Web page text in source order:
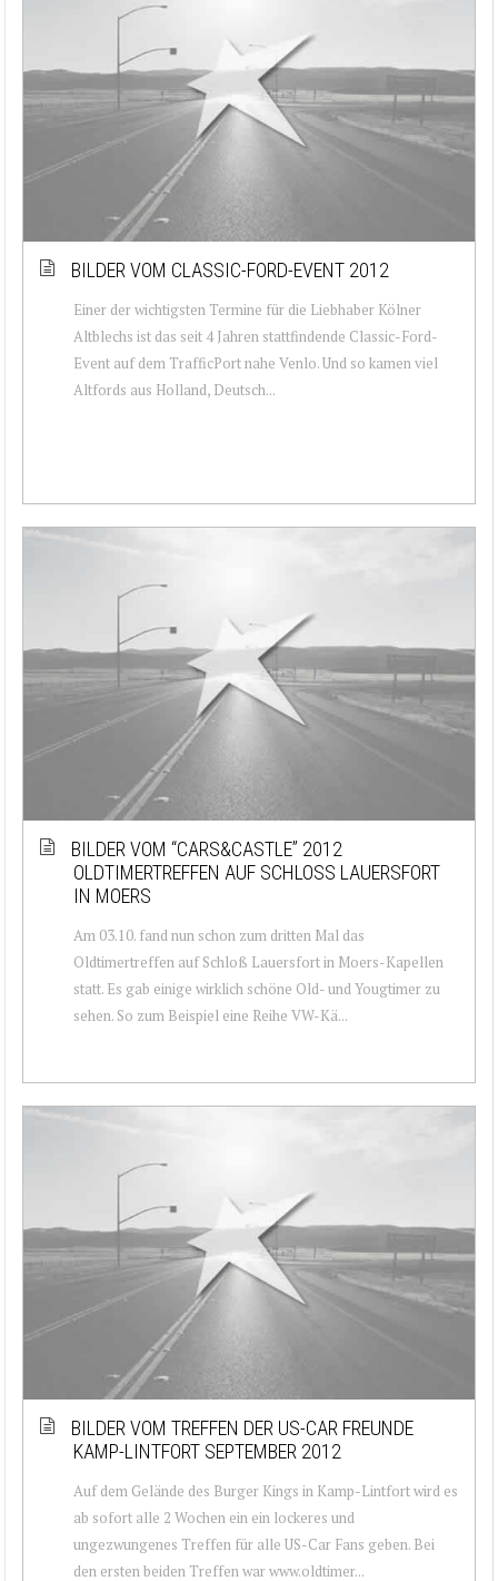
BILDER VOM CLASSIC-FORD-EVENT 2012
Einer der wichtigsten Termine für die Liebhaber Kölner
Altblechs ist das seit 4 Jahren stattfindende Classic-Ford-
Event auf dem TrafficPort nahe Venlo. Und so kamen viel
Altfords aus Holland, Deutsch...
BILDER VOM “CARS&CASTLE” 2012
OLDTIMERTREFFEN AUF SCHLOSS LAUERSFORT
IN MOERS
Am 03.10. fand nun schon zum dritten Mal das
Oldtimertreffen auf Schloß Lauersfort in Moers-Kapellen
statt. Es gab einige wirklich schöne Old- und Yougtimer zu
sehen. So zum Beispiel eine Reihe VW-Kä...
BILDER VOM TREFFEN DER US-CAR FREUNDE
KAMP-LINTFORT SEPTEMBER 2012
Auf dem Gelände des Burger Kings in Kamp-Lintfort wird es
ab sofort alle 2 Wochen ein ein lockeres und
ungezwungenes Treffen für alle US-Car Fans geben. Bei
den ersten beiden Treffen war www.oldtimer...